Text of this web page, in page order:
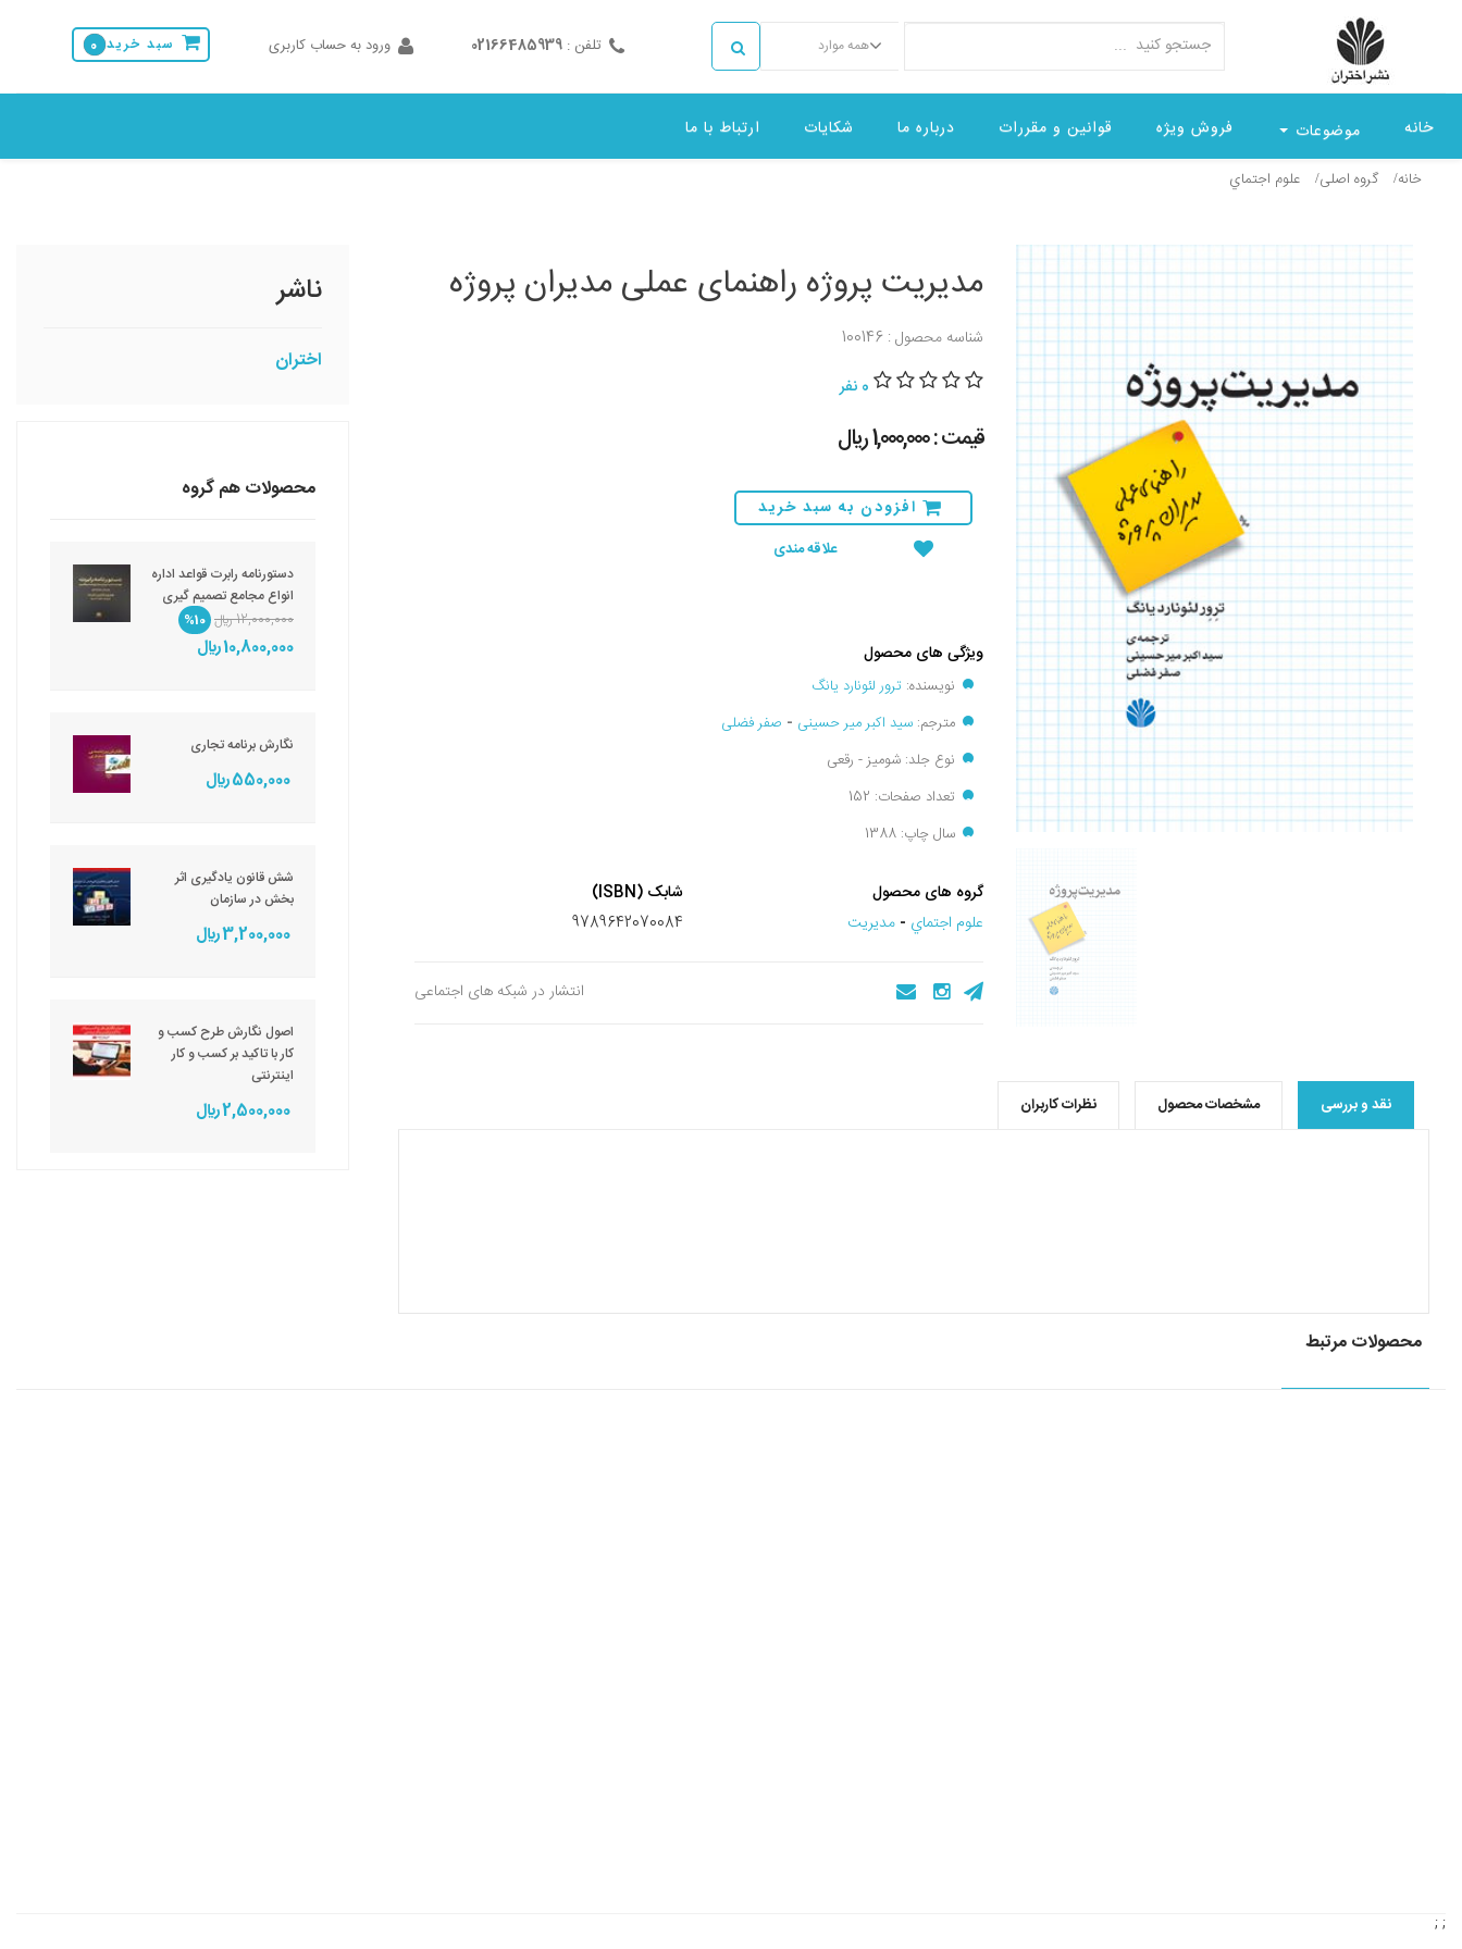
همه موارد تلفن : 02166485939 ورود به حساب کاربری سبد خرید 0
خانه موضوعات فروش ویژه قوانین و مقررات درباره ما شکایات ارتباط با ما
خانه گروه اصلی علوم اجتماي
مدیریت پروژه راهنمای عملی مدیران پروژه
شناسه محصول : 100146
0 نفر
قیمت : 1,000,000 ريال
افزودن به سبد خرید
علاقه مندی
ویژگی های محصول
نویسنده: ترور لئونارد یانگ
مترجم: سید اکبر میر حسینی - صفر فضلی
نوع جلد: شومیز - رقعی
تعداد صفحات: 152
سال چاپ: 1388
گروه های محصول
علوم اجتماي - مديريت
شابک (ISBN)
9789642070084
انتشار در شبکه های اجتماعی
نقد و بررسی مشخصات محصول نظرات کاربران
ناشر
اختران
محصولات هم گروه
دستورنامه رابرت قواعد اداره
انواع مجامع تصمیم گیری
12,000,000 ريال
%10
10,800,000 ريال
نگارش برنامه تجاری
550,000 ريال
شش قانون یادگیری اثر
بخش در سازمان
3,200,000 ريال
اصول نگارش طرح کسب و
کار با تاکید بر کسب و کار
اینترنتی
2,500,000 ريال
محصولات مرتبط
; ;